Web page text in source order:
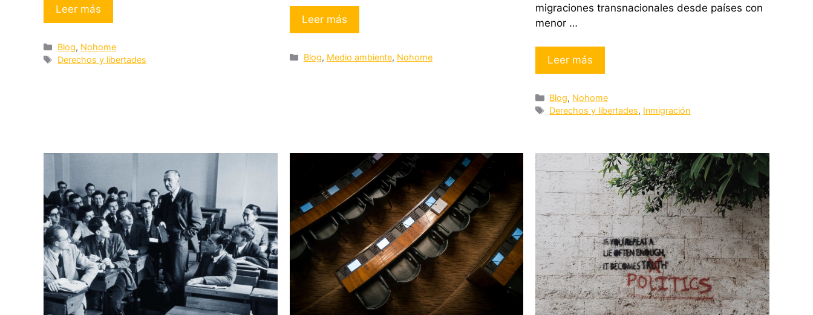
Leer más
Categorías
Blog, Nohome
Etiquetas
Derechos y libertades
Leer más
Categorías
Blog, Medio ambiente, Nohome
migraciones transnacionales desde países con
menor …
Leer más
Categorías
Blog, Nohome
Etiquetas
Derechos y libertades, Inmigración